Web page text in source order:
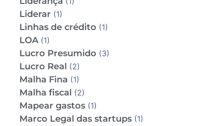
Liderar (1)
Linhas de crédito (1)
LOA(1)
Lucro Presumido (3)
Lucro Real (2)
Malha Fina (1)
Malha fiscal (2)
Mapear gastos (1)
Marco Legal das startups (1)